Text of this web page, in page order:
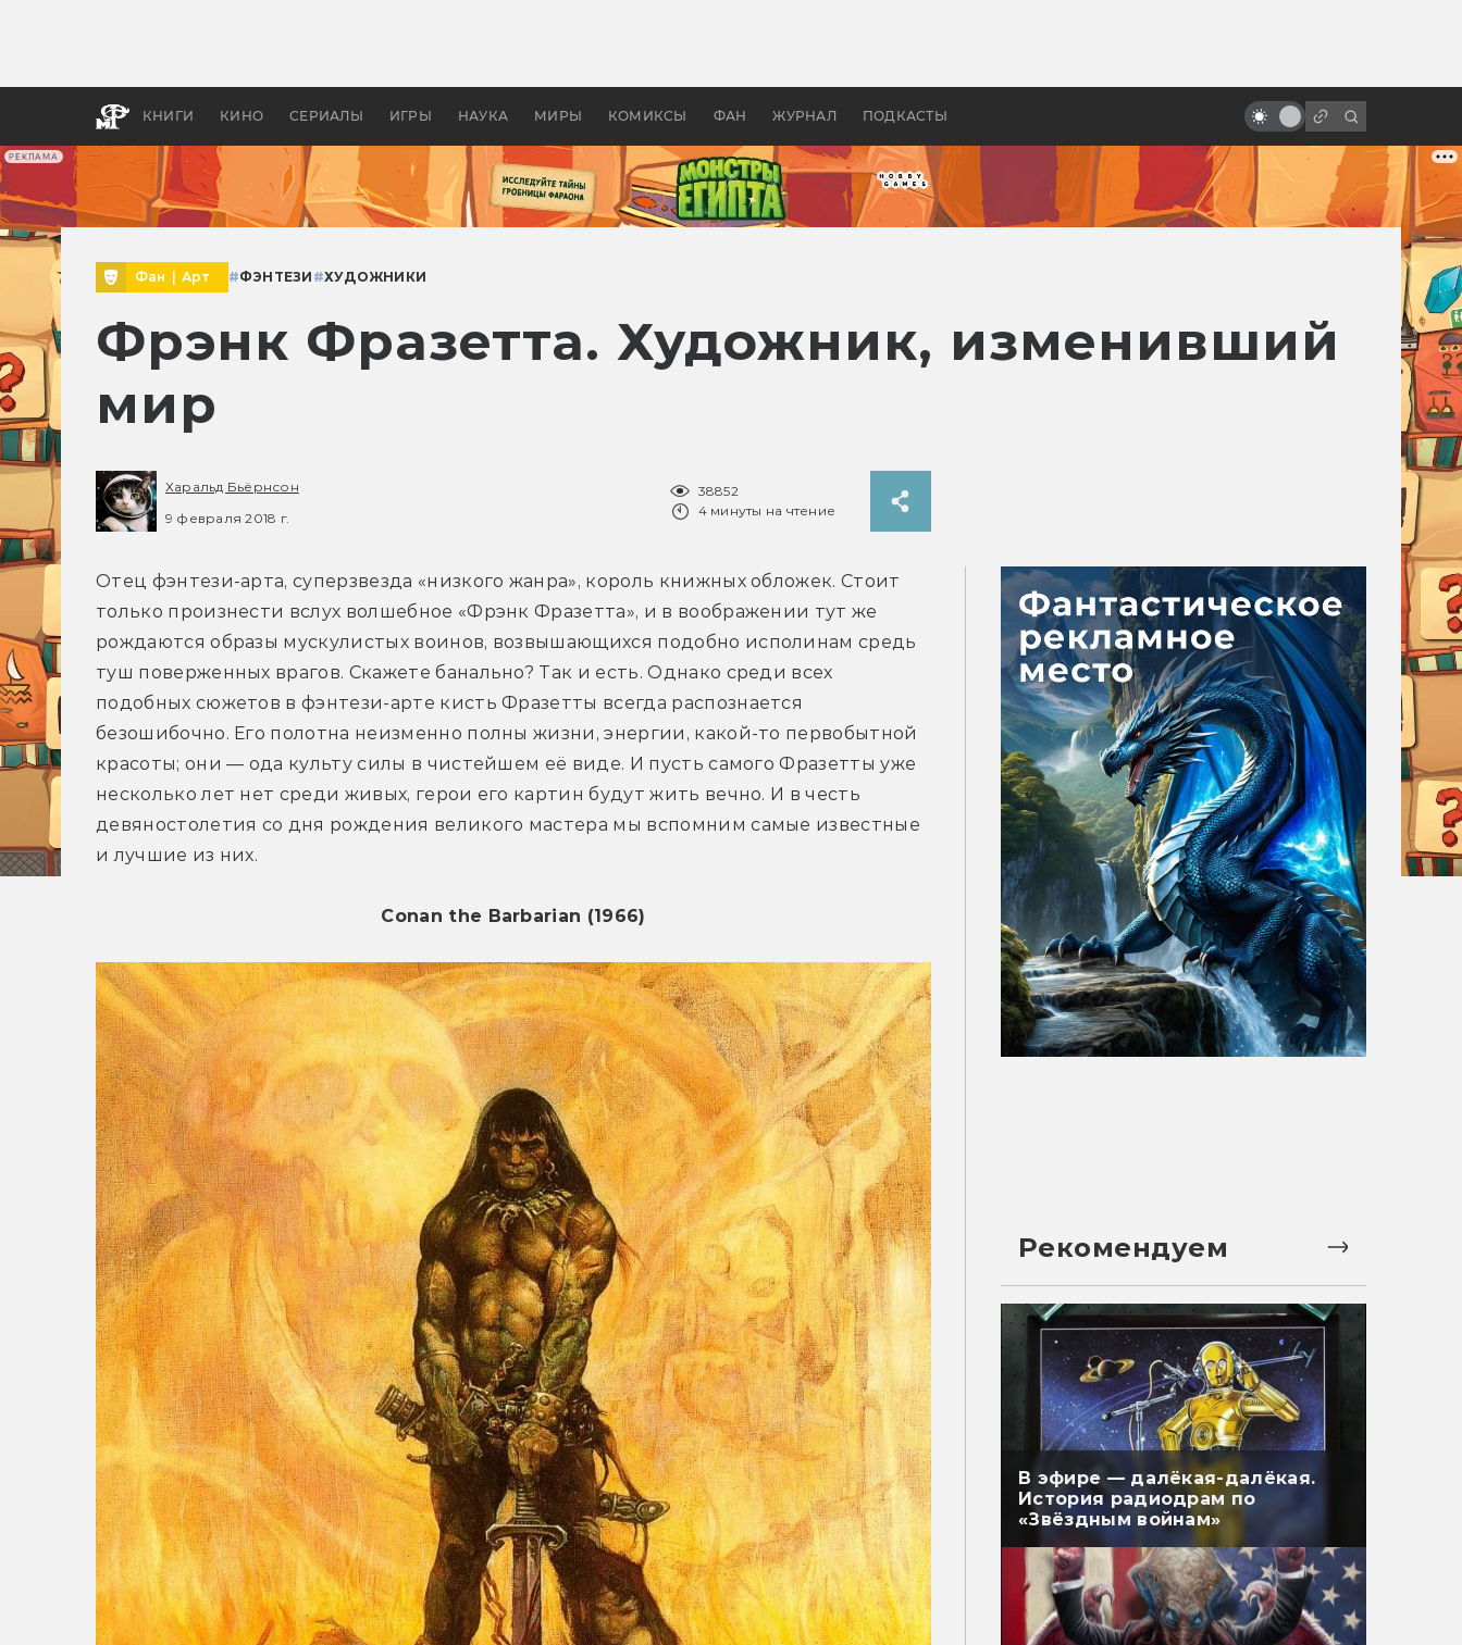
РЕКЛАМА
КНИГИ КИНО СЕРИАЛЫ ИГРЫ НАУКА МИРЫ КОМИКСЫ ФАН ЖУРНАЛ ПОДКАСТЫ
апокалипсис, в России —
бы «Властелина колец»
катастрофа
Фан Арт #ФЭНТЕЗИ #ХУДОЖНИКИ
Фрэнк Фразетта. Художник, изменивший
мир
Харальд Бьёрнсон
9 февраля 2018 г.
38852
4 минуты на чтение
Отец фэнтези-арта, суперзвезда «низкого жанра», король книжных обложек. Стоит
только произнести вслух волшебное «Фрэнк Фразетта», и в воображении тут же
рождаются образы мускулистых воинов, возвышающихся подобно исполинам средь
туш поверженных врагов. Скажете банально? Так и есть. Однако среди всех
подобных сюжетов в фэнтези-арте кисть Фразетты всегда распознается
безошибочно. Его полотна неизменно полны жизни, энергии, какой-то первобытной
красоты; они — ода культу силы в чистейшем её виде. И пусть самого Фразетты уже
несколько лет нет среди живых, герои его картин будут жить вечно. И в честь
девяностолетия со дня рождения великого мастера мы вспомним самые известные
и лучшие из них.
Conan the Barbarian (1966)
Рекомендуем
В эфире — далёкая-далёкая.
История радиодрам по
«Звёздным войнам»